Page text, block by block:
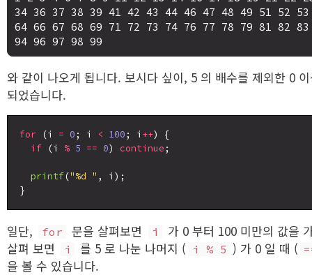
34 36 37 38 39 41 42 43 44 46 47 48 49 51 52
64 66 67 68 69 71 72 73 74 76 77 78 79 81 82
와 같이 나오게 됩니다. 보시다 싶이, 5 의 배수를 제외한 0
되었습니다.
for (i = 0 ; i < 100 ; i ++) {
if (i % 5 == 0) continue ;
printf ("%d " , i);
일단, for 문을 살펴보면 i
가 0 부터 100 미만의 값을
살펴 보면
i 를 5 로 나눈 나머지 ( i % 5 ) 가 0 일 때 (
을 볼 수 있습니다.